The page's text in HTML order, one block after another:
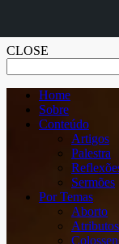
CLOSE
Home
Sobre
Conteúdo
Artigos
Palestra
Sermões
Por Temas
Aborto